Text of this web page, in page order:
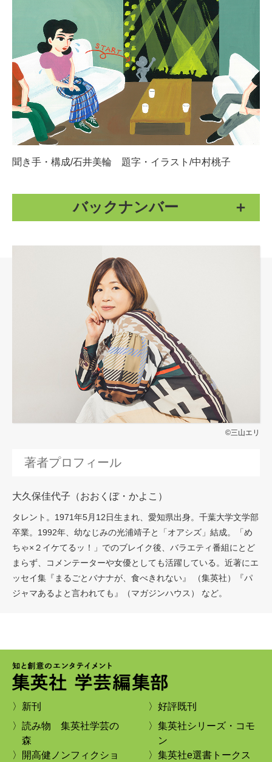
聞き手・構成/石井美輪 題字・イラスト/中村桃子
バックナンバー
©三山エリ
著者プロフィール
大久保佳代子（おおくぼ・かよこ）
タレント。1971年5月12日生まれ、愛知県出身。千葉大学文学部
卒業。1992年、幼なじみの光浦靖子と「オアシズ」結成。「め
ちゃ×２イケてるッ！」でのブレイク後、バラエティ番組にとど
まらず、コメンテーターや女優としても活躍している。近著にエ
ッセイ集『まるごとバナナが、食べきれない』 （集英社）『パ
ジャマあるよと言われても』（マガジンハウス） など。
〉新刊
〉読み物 集英社学芸の
森
〉開高健ノンフィクショ
〉好評既刊
〉集英社シリーズ・コモ
ン
〉集英社e選書トークス